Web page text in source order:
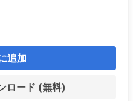
追加
ロード (無料)